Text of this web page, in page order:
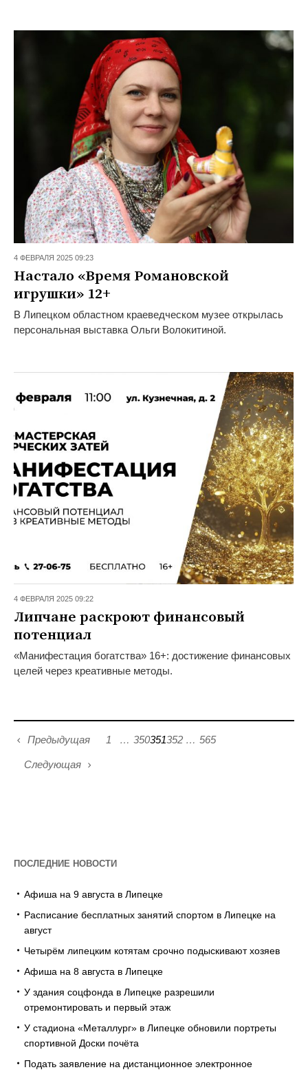
4 ФЕВРАЛЯ 2025 09:23
Настало «Время Романовской
игрушки» 12+
В Липецком областном краеведческом музее открылась
персональная выставка Ольги Волокитиной.
4 ФЕВРАЛЯ 2025 09:22
Липчане раскроют финансовый
потенциал
«Манифестация богатства» 16+: достижение финансовых
целей через креативные методы.
Предыдущая 1 … 350351352 … 565
Следующая
ПОСЛЕДНИЕ НОВОСТИ
Афиша на 9 августа в Липецке
Расписание бесплатных занятий спортом в Липецке на
август
Четырём липецким котятам срочно подыскивают хозяев
Афиша на 8 августа в Липецке
У здания соцфонда в Липецке разрешили
отремонтировать и первый этаж
У стадиона «Металлург» в Липецке обновили портреты
спортивной Доски почёта
Подать заявление на дистанционное электронное